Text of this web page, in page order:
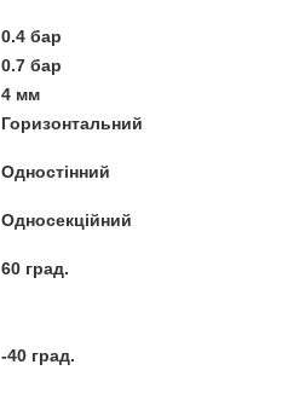
0.4 бар
0.7 бар
4 мм
Горизонтальний
Одностінний
Односекційний
60 град.
-40 град.